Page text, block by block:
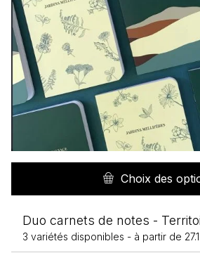
Choix des
3 variétés disponibles - à partir de